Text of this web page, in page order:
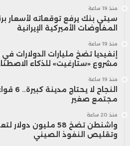
منذ 19 ساعة
سيتي بنك يرفع توقعاته لأسعار
المفاوضات الأميركية الإيرانية
منذ 19 ساعة
إنفيديا تضخ مليارات الدولارات
مشروع «ستارغيت» للذكاء
منذ 19 ساعة
مجتمع صغير
منذ 20 ساعة
واشنطن تضخ 58 مليون
وتقليص النفوذ الصيني